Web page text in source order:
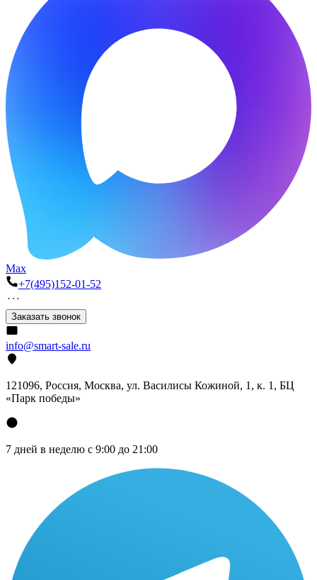
Max
+7(495)152-01-52
Заказать звонок
info@smart-sale.ru
121096, Россия, Москва, ул. Василисы Кожиной, 1, к. 1, БЦ
«Парк победы»
7 дней в неделю с 9:00 до 21:00